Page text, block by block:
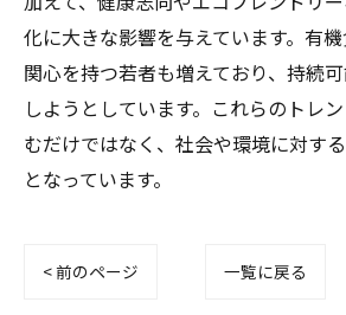
化に大きな影響を与えています。有
関心を持つ若者も増えており、持続
しようとしています。これらのトレ
むだけではなく、社会や環境に対す
となっています。
< 前のページ 一覧に戻る